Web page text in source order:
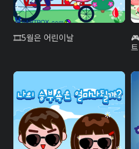
5월은 어린이날
트